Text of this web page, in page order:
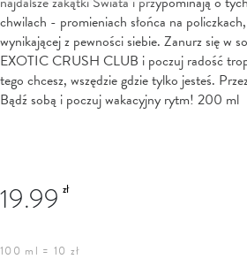
chwilach - promieniach słońca na
wynikającej z pewności siebie. Zanurz się w
EXOTIC CRUSH CLUB i poczuj radość
tego chcesz, wszędzie gdzie tylko jesteś.
Bądź sobą i poczuj wakacyjny rytm! 200 ml
19.99 zł
100 ml = 10 zł